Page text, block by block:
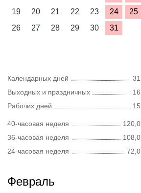
19
20 21 22 23 24
25
26
27 28 29 30 31
Календарных дней
31
Выходных и праздничных
16
Рабочих дней
15
40-часовая неделя
120,0
36-часовая неделя
108,0
24-часовая неделя
72,0
Февраль